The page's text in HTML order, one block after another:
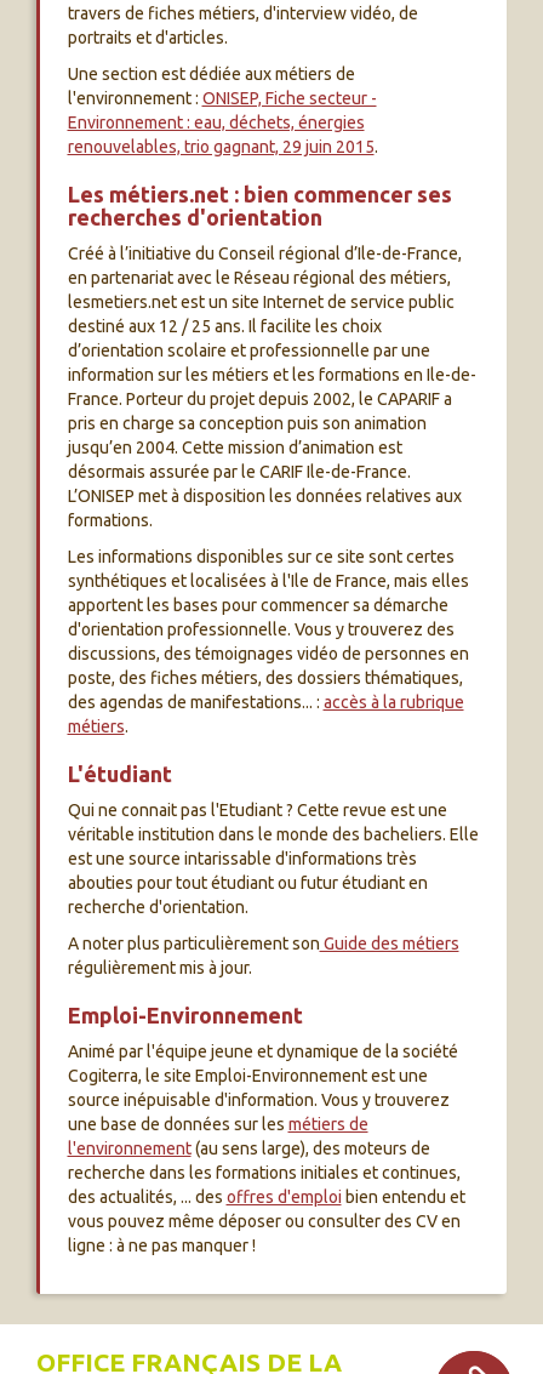
travers de fiches métiers, d'interview vidéo, de
portraits et d'articles.
Une section est dédiée aux métiers de
l'environnement : ONISEP, Fiche secteur -
Environnement : eau, déchets, énergies
renouvelables, trio gagnant, 29 juin 2015.
Les métiers.net : bien commencer ses
recherches d'orientation
Créé à l’initiative du Conseil régional d’Ile-de-France,
en partenariat avec le Réseau régional des métiers,
lesmetiers.net est un site Internet de service public
destiné aux 12 / 25 ans. Il facilite les choix
d’orientation scolaire et professionnelle par une
information sur les métiers et les formations en Ile-de-
France. Porteur du projet depuis 2002, le CAPARIF a
pris en charge sa conception puis son animation
jusqu’en 2004. Cette mission d’animation est
désormais assurée par le CARIF Ile-de-France.
L’ONISEP met à disposition les données relatives aux
formations.
Les informations disponibles sur ce site sont certes
synthétiques et localisées à l'Ile de France, mais elles
apportent les bases pour commencer sa démarche
d'orientation professionnelle. Vous y trouverez des
discussions, des témoignages vidéo de personnes en
poste, des fiches métiers, des dossiers thématiques,
des agendas de manifestations... : accès à la rubrique
métiers.
L'étudiant
Qui ne connait pas l'Etudiant ? Cette revue est une
véritable institution dans le monde des bacheliers. Elle
est une source intarissable d'informations très
abouties pour tout étudiant ou futur étudiant en
recherche d'orientation.
A noter plus particulièrement son Guide des métiers
régulièrement mis à jour.
Emploi-Environnement
Animé par l'équipe jeune et dynamique de la société
Cogiterra, le site Emploi-Environnement est une
source inépuisable d'information. Vous y trouverez
une base de données sur les métiers de
l'environnement(au sens large), des moteurs de
recherche dans les formations initiales et continues,
des actualités, ... des offres d'emploi bien entendu et
vous pouvez même déposer ou consulter des CV en
ligne : à ne pas manquer !
OFFICE FRANÇAIS DE LA